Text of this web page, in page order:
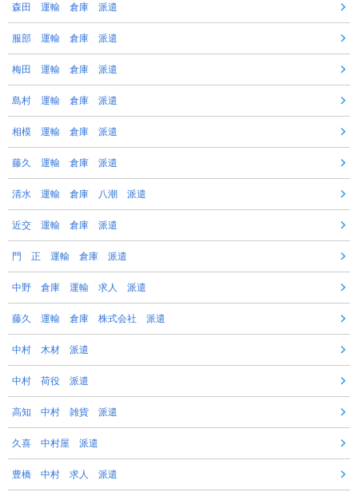
森田 運輸 倉庫 派遣
服部 運輸 倉庫 派遣
梅田 運輸 倉庫 派遣
島村 運輸 倉庫 派遣
相模 運輸 倉庫 派遣
藤久 運輸 倉庫 派遣
清水 運輸 倉庫 八潮 派遣
近交 運輸 倉庫 派遣
門 正 運輸 倉庫 派遣
中野 倉庫 運輸 求人 派遣
藤久 運輸 倉庫 株式会社 派遣
中村 木材 派遣
中村 荷役 派遣
高知 中村 雑貨 派遣
久喜 中村屋 派遣
豊橋 中村 求人 派遣